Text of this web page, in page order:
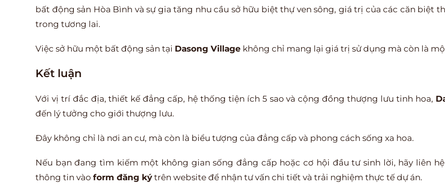
bất động sản Hòa Bình và sự gia tăng nhu cầu sở hữu biệt thự ven sông, giá trị của các căn biệt
trong tương lai.
Việc sở hữu một bất động sản tại Dasong Village không chỉ mang lại giá trị sử dụng mà còn là
Kết luận
Với vị trí đắc địa, thiết kế đẳng cấp, hệ thống tiện ích 5 sao và cộng đồng thượng lưu tinh hoa,
đến lý tưởng cho giới thượng lưu.
Đây không chỉ là nơi an cư, mà còn là biểu tượng của đẳng cấp và phong cách sống xa hoa.
Nếu bạn đang tìm kiếm một không gian sống đẳng cấp hoặc cơ hội đầu tư sinh lời, hãy liên
thông tin vào form đăng ký trên website để nhận tư vấn chi tiết và trải nghiệm thực tế dự án.